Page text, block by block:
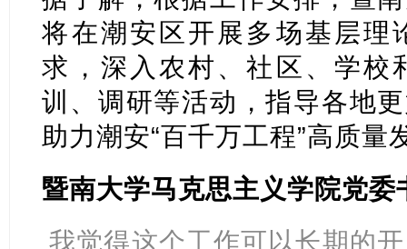
将在潮安区开展多场基层理
求，深入农村、社区、学校
训、调研等活动，指导各地
助力潮安“百千万工程”高质量
暨南大学马克思主义学院党
我觉得这个工作可以长期的